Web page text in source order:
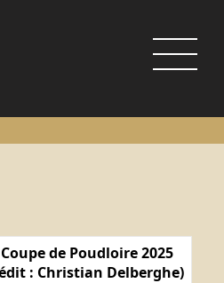
de Poudloire 2025
: Christian Delberghe)